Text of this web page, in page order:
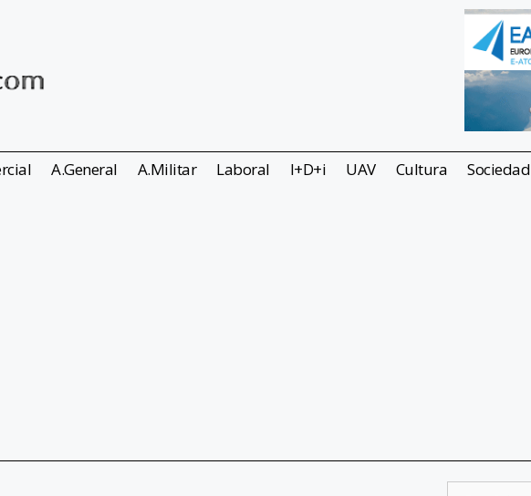
A.General A.Militar Laboral I+D+i UAV Cultura Sociedad